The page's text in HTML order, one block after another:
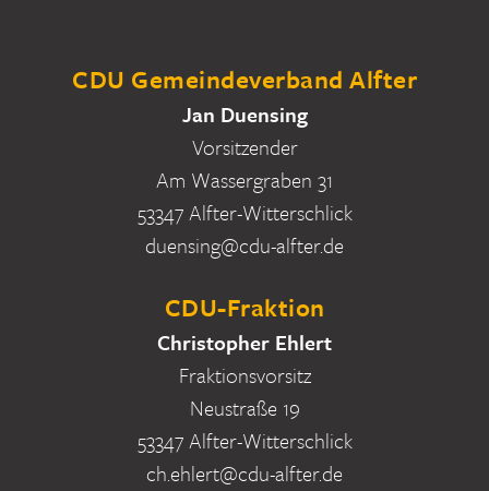
CDU Gemeindeverband Alfter
Jan Duensing
Vorsitzender
Am Wassergraben 31
53347 Alfter-Witterschlick
duensing@cdu-alfter.de
CDU-Fraktion
Christopher Ehlert
Fraktionsvorsitz
Neustraße 19
53347 Alfter-Witterschlick
ch.ehlert@cdu-alfter.de